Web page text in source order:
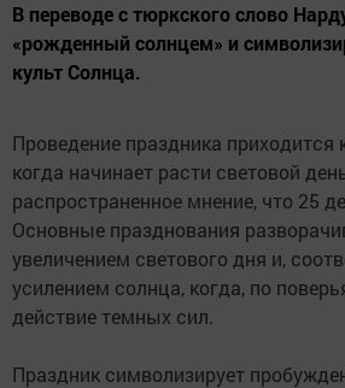
В переводе с тюркского слово
«рожденный солнцем» и
культ Солнца.
Проведение праздника приходится
когда начинает расти световой
распространенное мнение, что 25
Основные празднования
увеличением светового дня и,
усилением солнца, когда, по
действие темных сил.
Праздник символизирует